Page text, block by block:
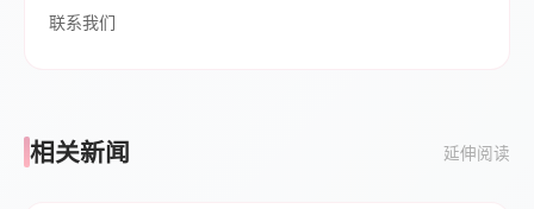
联系我们
相关新闻 延伸阅读